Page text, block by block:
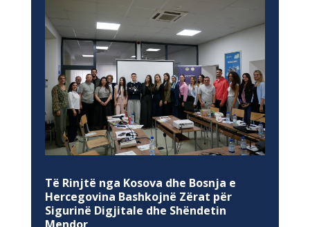
Të Rinjtë nga Kosova dhe Bosnja e
Hercegovina Bashkojnë Zërat për
Sigurinë Digjitale dhe Shëndetin